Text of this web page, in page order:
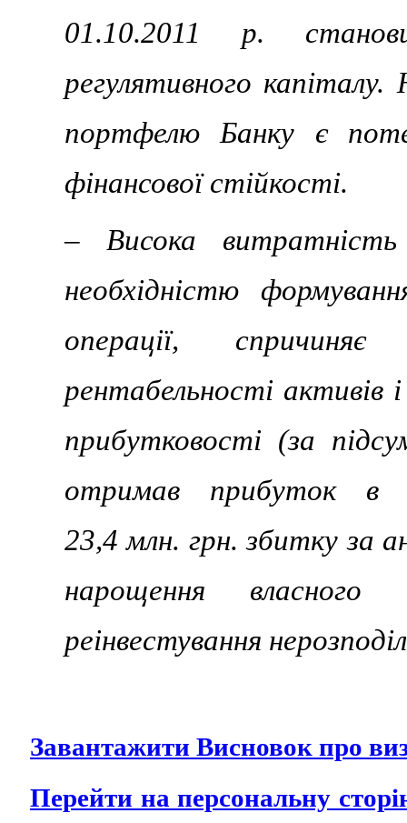
01.10.2011 р.
регулятивного капіталу.
портфелю Банку є
фінансової стійкості.
– Висока витратність
необхідністю
операції,
рентабельності активів
прибутковості (за
отримав прибуток в
23,4 млн. грн. збитку за
нарощення
реінвестування
Завантажити Висновок про
Перейти на персональну